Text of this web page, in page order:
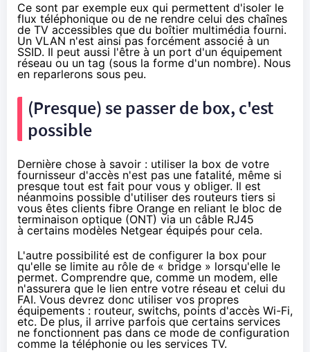
Ce sont par exemple eux qui permettent d'isoler le
flux téléphonique ou de ne rendre celui des chaînes
de TV accessibles que du boîtier multimédia fourni.
Un VLAN n'est ainsi pas forcément associé à un
SSID. Il peut aussi l'être à un port d'un équipement
réseau ou un tag (sous la forme d'un nombre). Nous
en reparlerons sous peu.
(Presque) se passer de box, c'est
possible
Dernière chose à savoir : utiliser la box de votre
fournisseur d'accès n'est pas une fatalité, même si
presque tout est fait pour vous y obliger. Il est
néanmoins possible d'utiliser des routeurs tiers si
vous êtes clients fibre Orange en reliant le bloc de
terminaison optique (ONT) via un câble RJ45
à certains modèles Netgear équipés pour cela.
L'autre possibilité est de configurer la box pour
qu'elle se limite au rôle de « bridge » lorsqu'elle le
permet. Comprendre que, comme un modem, elle
n'assurera que le lien entre votre réseau et celui du
FAI. Vous devrez donc utiliser vos propres
équipements : routeur, switchs, points d'accès Wi-Fi,
etc. De plus, il arrive parfois que certains services
ne fonctionnent pas dans ce mode de configuration
comme la téléphonie ou les services TV.